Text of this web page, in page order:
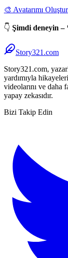
🎨 Avatarımı Oluştur
👇 Şimdi deneyin –
Story321.com
Story321.com,
yardımıyla
videolarını ve daha
yapay zekasıdır.
Bizi Takip Edin